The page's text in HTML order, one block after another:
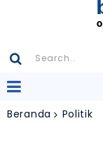
Beranda Politik